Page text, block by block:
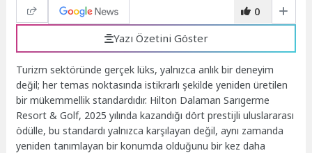
0
Yazı Özetini Göster
Turizm sektöründe gerçek lüks, yalnızca anlık bir deneyim
değil; her temas noktasında istikrarlı şekilde yeniden üretilen
bir mükemmellik standardıdır. Hilton Dalaman Sarıgerme
Resort & Golf, 2025 yılında kazandığı dört prestijli uluslararası
ödülle, bu standardı yalnızca karşılayan değil, aynı zamanda
yeniden tanımlayan bir konumda olduğunu bir kez daha